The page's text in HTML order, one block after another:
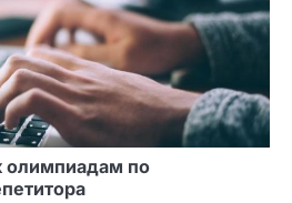
олимпиадам по